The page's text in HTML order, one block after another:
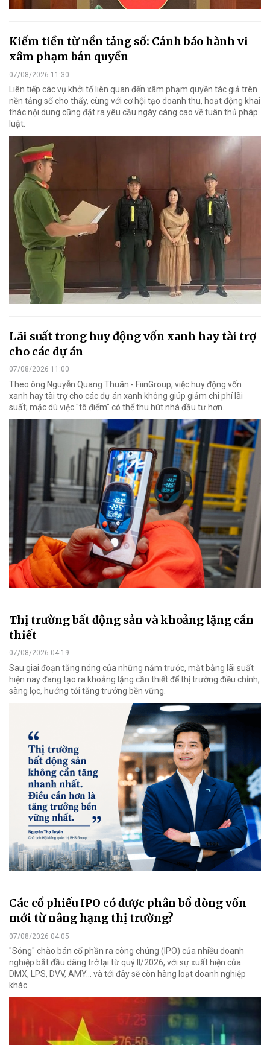
Kiếm tiền từ nền tảng số: Cảnh báo hành vi
xâm phạm bản quyền
07/08/2026 11:30
Liên tiếp các vụ khởi tố liên quan đến xâm phạm quyền tác giả trên
nền tảng số cho thấy, cùng với cơ hội tạo doanh thu, hoạt động khai
thác nội dung cũng đặt ra yêu cầu ngày càng cao về tuân thủ pháp
luật.
Lãi suất trong huy động vốn xanh hay tài trợ
cho các dự án
07/08/2026 11:00
Theo ông Nguyễn Quang Thuân - FiinGroup, việc huy động vốn
xanh hay tài trợ cho các dự án xanh không giúp giảm chi phí lãi
suất; mặc dù việc "tô điểm" có thể thu hút nhà đầu tư hơn.
Thị trường bất động sản và khoảng lặng cần
thiết
07/08/2026 04:19
Sau giai đoạn tăng nóng của những năm trước, mặt bằng lãi suất
hiện nay đang tạo ra khoảng lặng cần thiết để thị trường điều chỉnh,
sàng lọc, hướng tới tăng trưởng bền vững.
Các cổ phiếu IPO có được phân bổ dòng vốn
mới từ nâng hạng thị trường?
07/08/2026 04:05
"Sóng" chào bán cổ phần ra công chúng (IPO) của nhiều doanh
nghiệp bắt đầu dâng trở lại từ quý II/2026, với sự xuất hiện của
DMX, LPS, DVV, AMY... và tới đây sẽ còn hàng loạt doanh nghiệp
khác.